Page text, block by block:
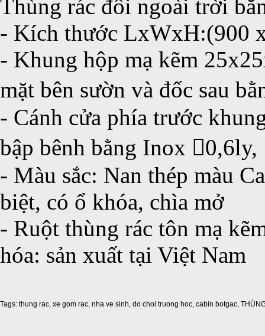
Thùng rác đôi ngoài trời
- Kích thước LxWxH:(900
- Khung hộp mạ kẽm
mặt bên sườn và đốc sau
- Cánh cửa phía trước
bập bênh bằng Inox 0,6ly,
- Màu sắc: Nan thép màu
biệt, có ổ khóa, chìa mở
- Ruột thùng rác tôn mạ
hóa: sản xuất tại Việt Nam
Tags: thung rac, xe gom rac, nha ve sinh, do choi truong hoc, cabin botgac,